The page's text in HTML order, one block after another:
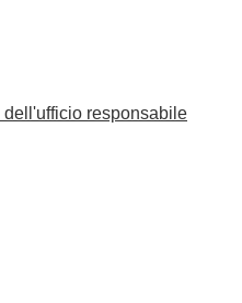
dell'ufficio responsabile